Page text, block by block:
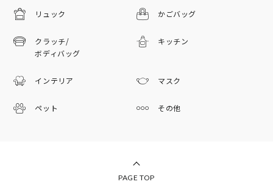
リュック かごバッグ
クラッチ/
ボディバッグ
キッチン
インテリア マスク
ペット その他
PAGE TOP